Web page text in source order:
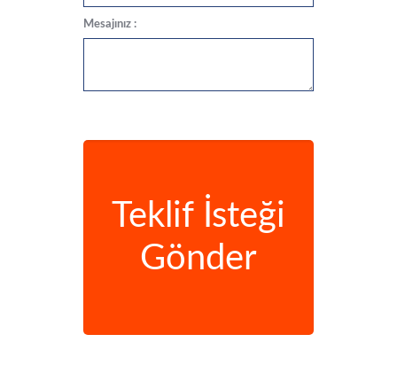
Mesajınız :
Teklif İsteği
Gönder